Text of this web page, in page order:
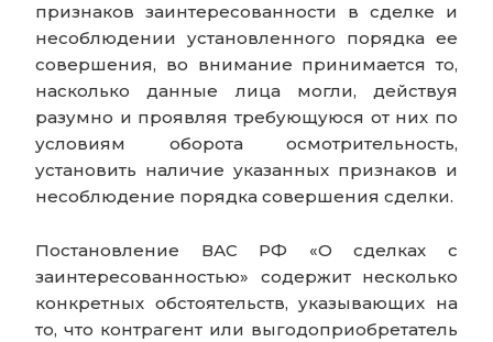
признаков заинтересованности в сделке и
несоблюдении установленного порядка ее
совершения, во внимание принимается то,
насколько данные лица могли, действуя
разумно и проявляя требующуюся от них по
условиям оборота осмотрительность,
установить наличие указанных признаков и
несоблюдение порядка совершения сделки.
Постановление ВАС РФ «О сделках с
заинтересованностью» содержит несколько
конкретных обстоятельств, указывающих на
то, что контрагент или выгодоприобретатель